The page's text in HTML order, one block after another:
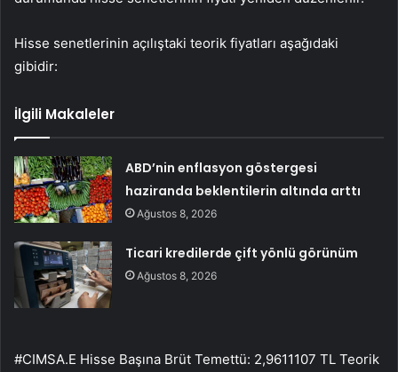
Hisse senetlerinin açılıştaki teorik fiyatları aşağıdaki
gibidir:
İlgili Makaleler
ABD’nin enflasyon göstergesi
haziranda beklentilerin altında arttı
Ağustos 8, 2026
Ticari kredilerde çift yönlü görünüm
Ağustos 8, 2026
#CIMSA.E Hisse Başına Brüt Temettü: 2,9611107 TL Teorik